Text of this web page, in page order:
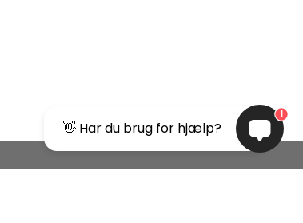
👋 Har du brug for hjælp?
1